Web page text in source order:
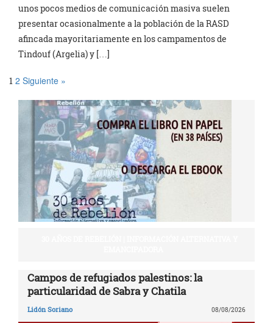
unos pocos medios de comunicación masiva suelen
presentar ocasionalmente a la población de la RASD
afincada mayoritariamente en los campamentos de
Tindouf (Argelia) y […]
1 2 Siguiente »
Campos de refugiados palestinos: la
particularidad de Sabra y Chatila
Lidón Soriano 08/08/2026